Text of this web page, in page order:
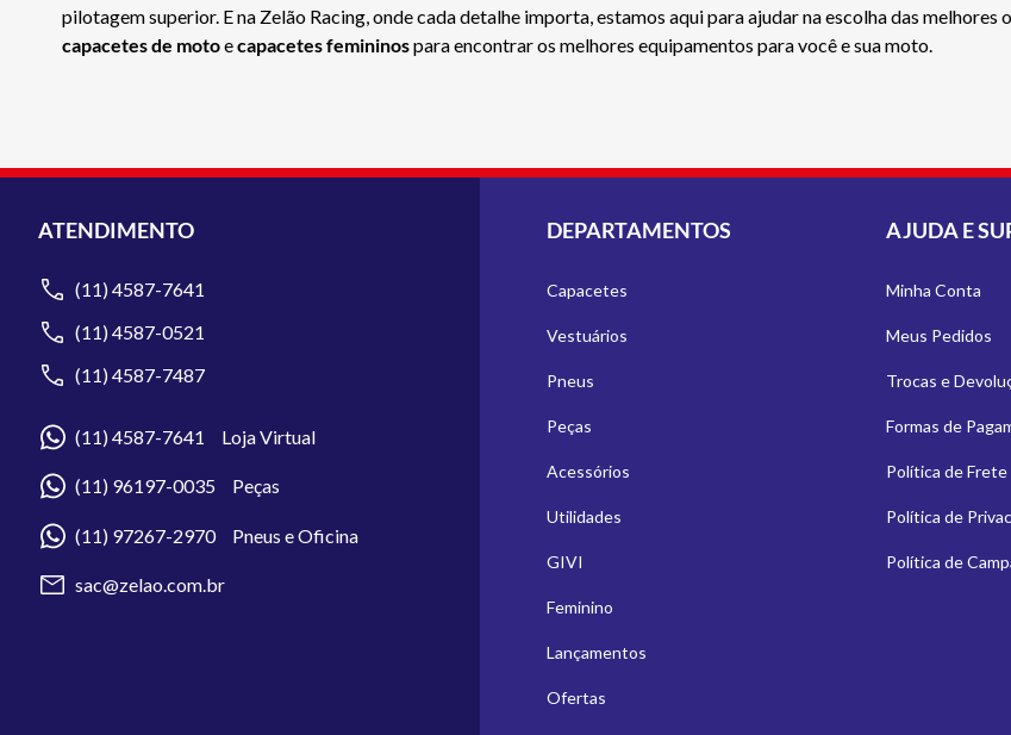
pilotagem superior. E na Zelão Racing, onde cada detalhe importa, estamos aqui para ajudar na escolha das
capacetes de motoecapacetes femininospara encontrar os melhores equipamentos para você e sua moto.
ATENDIMENTO
(11) 4587-7641
(11) 4587-0521
(11) 4587-7487
(11) 4587-7641 Loja Virtual
(11) 96197-0035 Peças
(11) 97267-2970 Pneus e Oficina
sac@zelao.com.br
DEPARTAMENTOS
Capacetes
Vestuários
Pneus
Peças
Acessórios
Utilidades
GIVI
Feminino
Lançamentos
Ofertas
AJUDA E
Minha Conta
Meus Pedidos
Trocas e
Formas de
Política de
Política de
Política de